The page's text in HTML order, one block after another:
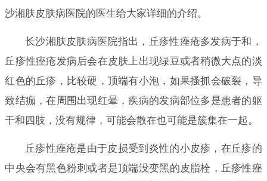
沙湘肤皮肤病医院的医生给大家详细的介绍。
长沙湘肤皮肤病医院指出，丘疹性痤疮多发病于和，
丘疹性痤疮发病后会在皮肤上出现绿豆或者稍微大点的淡
红色的丘疹，比较硬，顶端有小泡，如果搔抓会破裂，导
致结痂，在周围出现红晕，疾病的发病部位多是患者的躯
干和四肢，没有规律，可能会散在也可能是簇集在一起。
丘疹性痤疮是由于皮损受到炎性的小皮疹，在丘疹的
中央会有黑色粉刺或者是顶端没变黑的皮脂栓，丘疹性痤